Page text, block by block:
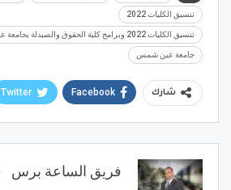
تنسيق الكليات 2022
تنسيق الكليات 2022 وبرامج كلية الحقوق والصيدلة بجامعة عين شمس
جامعة عين شمس
شارك Facebook
Twitter
فريق الساعة برس